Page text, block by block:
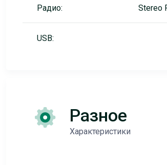
Радио: Stereo
USB:
Разное
Характеристики